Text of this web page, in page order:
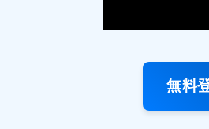
無料